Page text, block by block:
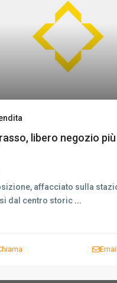
libero negozio
affacciato sulla
dal centro storic ...
Email